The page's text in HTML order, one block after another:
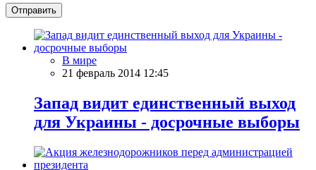
Отправить
В мире
21 февраль 2014 12:45
Запад видит единственный выход
для Украины - досрочные выборы